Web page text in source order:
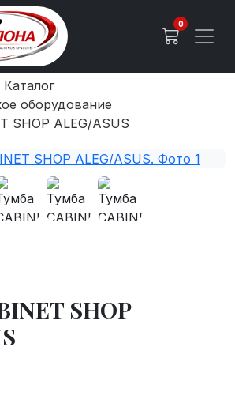
0
Каталог
оборудование
SHOP ALEG/ASUS
SHOP